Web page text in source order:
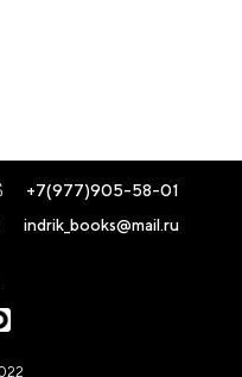
+7(977)905-58-01
indrik_books@mail.ru